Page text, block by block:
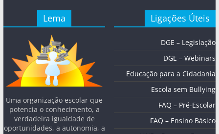
Lema
Uma organização escolar que
potencia o conhecimento, a
verdadeira igualdade de
oportunidades, a autonomia, a
Ligações Úteis
DGE – Legislação
DGE – Webinars
Educação para a Cidadania
Escola sem Bullying
FAQ – Pré-Escolar
FAQ – Ensino Básico